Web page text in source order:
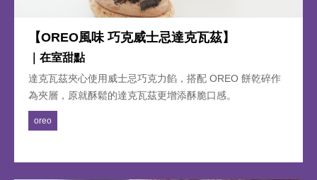
【OREO風味 巧克威士忌達克瓦茲】
｜在室甜點
達克瓦茲夾心使用威士忌巧克力餡，搭配 OREO 餅乾碎作
為夾層，原就酥鬆的達克瓦茲更增添酥脆口感。
oreo